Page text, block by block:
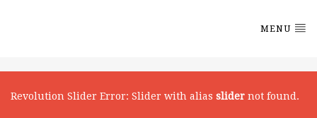
MENU
Revolution Slider Error: Slider with alias slider not found.